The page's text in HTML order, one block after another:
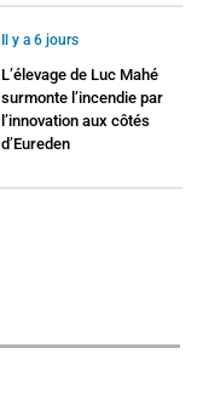
Il y a 6 jours
L’élevage de Luc Mahé
surmonte l’incendie par
l’innovation aux côtés
d’Eureden